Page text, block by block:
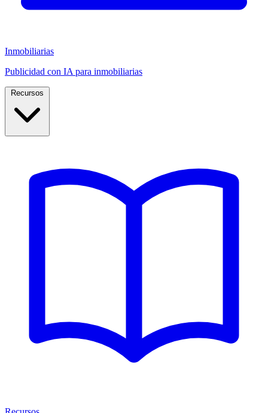
Inmobiliarias
Publicidad con IA para inmobiliarias